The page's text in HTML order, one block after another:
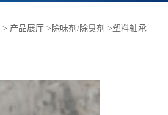
> 产品展厅 > 除味剂/除臭剂 >塑料轴承